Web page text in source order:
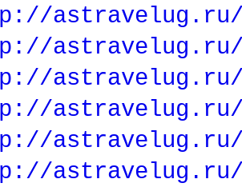
astravelug.ru/
astravelug.ru/
astravelug.ru/
astravelug.ru/